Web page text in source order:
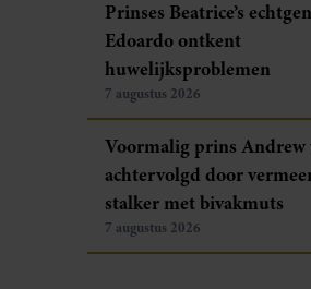
Prinses Beatrice’s
Edoardo ontkent
huwelijksproblemen
7 augustus 2026
Voormalig prins Andrew
achtervolgd door
stalker met bivakmuts
7 augustus 2026